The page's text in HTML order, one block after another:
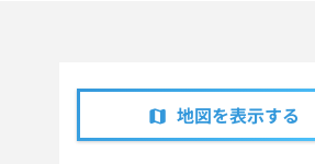
地図を表示する